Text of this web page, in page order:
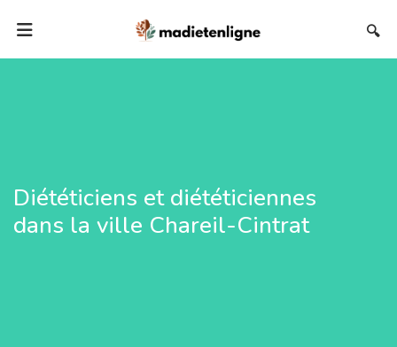
🔍
Diététiciens et diététiciennes
dans la ville Chareil-Cintrat